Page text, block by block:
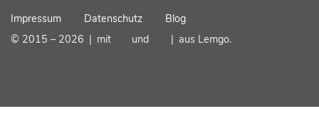
Impressum Datenschutz
Blog
© 2015 – 2026 | mit und | aus Lemgo.